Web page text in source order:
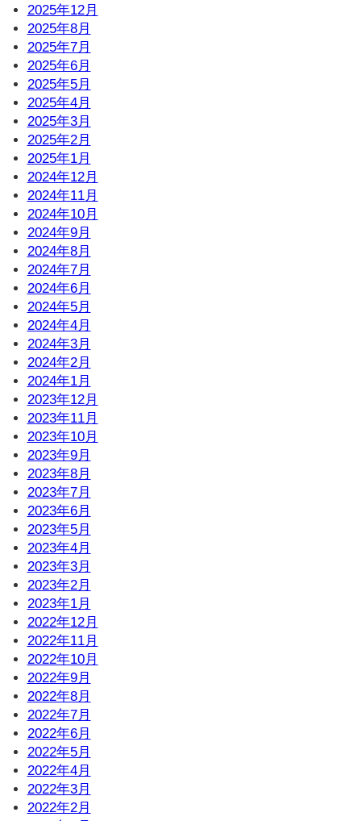
2025年12月
2025年8月
2025年7月
2025年6月
2025年5月
2025年4月
2025年3月
2025年2月
2025年1月
2024年12月
2024年11月
2024年10月
2024年9月
2024年8月
2024年7月
2024年6月
2024年5月
2024年4月
2024年3月
2024年2月
2024年1月
2023年12月
2023年11月
2023年10月
2023年9月
2023年8月
2023年7月
2023年6月
2023年5月
2023年4月
2023年3月
2023年2月
2023年1月
2022年12月
2022年11月
2022年10月
2022年9月
2022年8月
2022年7月
2022年6月
2022年5月
2022年4月
2022年3月
2022年2月